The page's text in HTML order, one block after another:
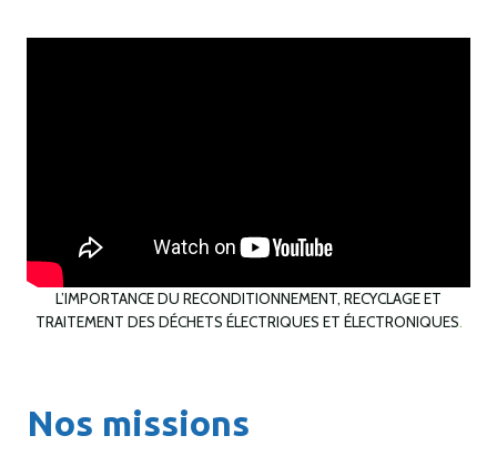
L’IMPORTANCE DU RECONDITIONNEMENT, RECYCLAGE ET
TRAITEMENT DES DÉCHETS ÉLECTRIQUES ET ÉLECTRONIQUES.
Nos missions